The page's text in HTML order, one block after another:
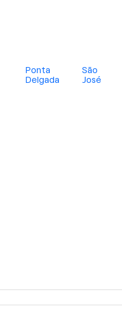
Ponta
Delgada
São
José